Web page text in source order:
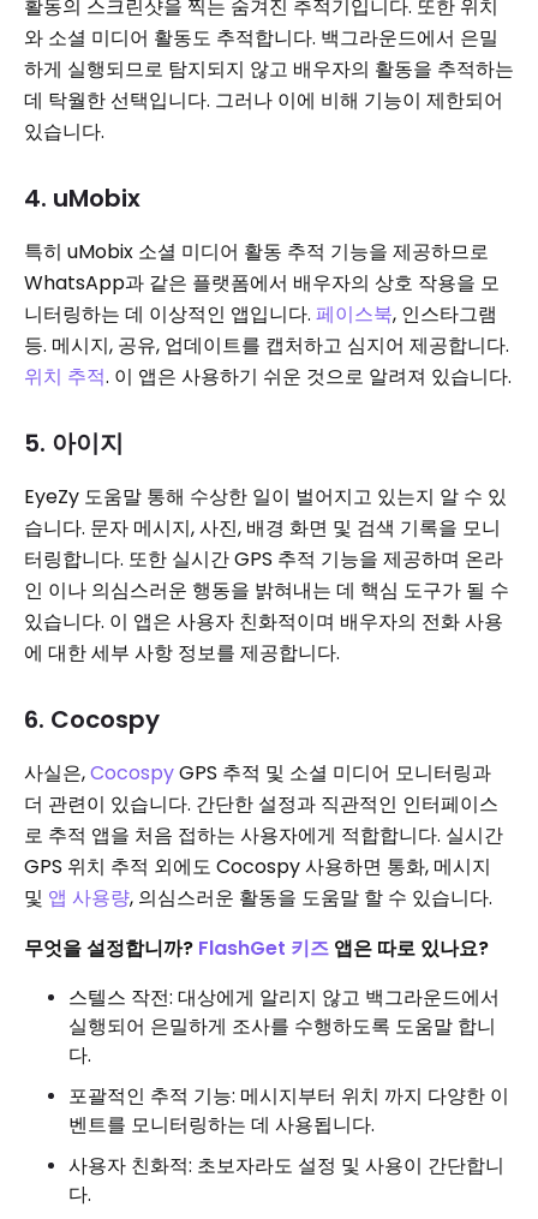
활동의 스크린샷을 찍는 숨겨진 추적기입니다. 또한 위치
와 소셜 미디어 활동도 추적합니다. 백그라운드에서 은밀
하게 실행되므로 탐지되지 않고 배우자의 활동을 추적하는
데 탁월한 선택입니다. 그러나 이에 비해 기능이 제한되어
있습니다.
4. uMobix
특히 uMobix 소셜 미디어 활동 추적 기능을 제공하므로
WhatsApp과 같은 플랫폼에서 배우자의 상호 작용을 모
니터링하는 데 이상적인 앱입니다. 페이스북, 인스타그램
등. 메시지, 공유, 업데이트를 캡처하고 심지어 제공합니다.
위치 추적. 이 앱은 사용하기 쉬운 것으로 알려져 있습니다.
5. 아이지
EyeZy 도움말 통해 수상한 일이 벌어지고 있는지 알 수 있
습니다. 문자 메시지, 사진, 배경 화면 및 검색 기록을 모니
터링합니다. 또한 실시간 GPS 추적 기능을 제공하며 온라
인 이나 의심스러운 행동을 밝혀내는 데 핵심 도구가 될 수
있습니다. 이 앱은 사용자 친화적이며 배우자의 전화 사용
에 대한 세부 사항 정보를 제공합니다.
6. Cocospy
사실은,CocospyGPS 추적 및 소셜 미디어 모니터링과
더 관련이 있습니다. 간단한 설정과 직관적인 인터페이스
로 추적 앱을 처음 접하는 사용자에게 적합합니다. 실시간
GPS 위치 추적 외에도 Cocospy 사용하면 통화, 메시지
및 앱 사용량, 의심스러운 활동을 도움말 할 수 있습니다.
무엇을 설정합니까? FlashGet 키즈 앱은 따로 있나요?
스텔스 작전: 대상에게 알리지 않고 백그라운드에서
실행되어 은밀하게 조사를 수행하도록 도움말 합니
다.
포괄적인 추적 기능: 메시지부터 위치 까지 다양한 이
벤트를 모니터링하는 데 사용됩니다.
사용자 친화적: 초보자라도 설정 및 사용이 간단합니
다.